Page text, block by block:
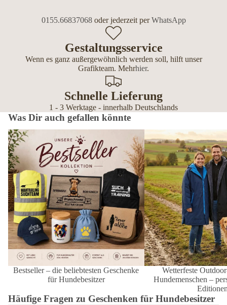
0155.66837068oder jederzeit perWhatsApp
Gestaltungsservice
Wenn es ganz außergewöhnlich werden soll, hilft unser
Grafikteam. Mehrhier.
Schnelle Lieferung
1 - 3 Werktage - innerhalb Deutschlands
Was Dir auch gefallen könnte
Bestseller – die beliebtesten Geschenke
für Hundebesitzer
Bestseller – die beliebtesten Geschenke
für Hundebesitzer
Wetterfeste Outdoor-
Hundemenschen –
Editionen
Wetterfeste
Hundemenschen –
Häufige Fragen zu Geschenken für Hundebesitzer